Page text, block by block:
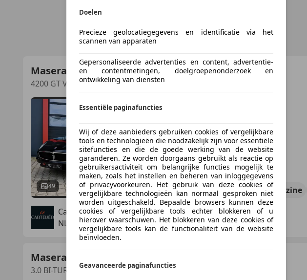
Maserati Coupe
4200 GT V8 Cambiocorsa Nero Pastello | F1 | NAP |
49
€ 23.950
06/2002 98.176 km Benzine
Carteliér B.V.
NL-7461 JC RIJSSEN
Maserati Ghibli
3.0 BI-TURBO Aut. | Slechts 97.000KM | Panorama |
Doelen
Precieze geolocatiegegevens en identificatie via het
scannen van apparaten
Gepersonaliseerde advertenties en content, advertentie-
en contentmetingen, doelgroepenonderzoek en
ontwikkeling van diensten
Essentiële paginafuncties
Wij of deze aanbieders gebruiken cookies of vergelijkbare
tools en technologieën die noodzakelijk zijn voor essentiële
sitefuncties en die de goede werking van de website
garanderen. Ze worden doorgaans gebruikt als reactie op
gebruikersactiviteit om belangrijke functies mogelijk te
maken, zoals het instellen en beheren van inloggegevens
of privacyvoorkeuren. Het gebruik van deze cookies of
vergelijkbare technologieën kan normaal gesproken niet
worden uitgeschakeld. Bepaalde browsers kunnen deze
cookies of vergelijkbare tools echter blokkeren of u
hierover waarschuwen. Het blokkeren van deze cookies of
vergelijkbare tools kan de functionaliteit van de website
beïnvloeden.
Geavanceerde paginafuncties